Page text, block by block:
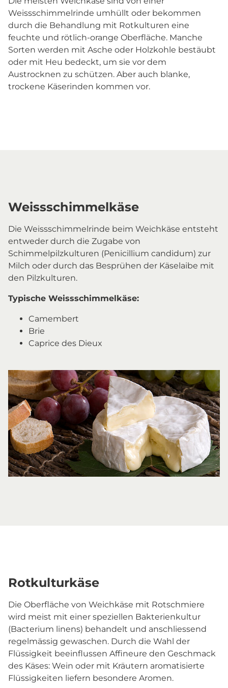
Weissschimmelrinde umhüllt oder bekommen
durch die Behandlung mit Rotkulturen eine
feuchte und rötlich-orange Oberfläche. Manche
Sorten werden mit Asche oder Holzkohle bestäubt
oder mit Heu bedeckt, um sie vor dem
Austrocknen zu schützen. Aber auch blanke,
trockene Käserinden kommen vor.
Weissschimmelkäse
Die Weissschimmelrinde beim Weichkäse entsteht
entweder durch die Zugabe von
Schimmelpilzkulturen (Penicillium candidum) zur
Milch oder durch das Besprühen der Käselaibe mit
den Pilzkulturen.
Typische Weissschimmelkäse:
Camembert
Brie
Caprice des Dieux
Rotkulturkäse
Die Oberfläche von Weichkäse mit Rotschmiere
wird meist mit einer speziellen Bakterienkultur
(Bacterium linens) behandelt und anschliessend
regelmässig gewaschen. Durch die Wahl der
Flüssigkeit beeinflussen Affineure den Geschmack
des Käses: Wein oder mit Kräutern aromatisierte
Flüssigkeiten liefern besondere Aromen.